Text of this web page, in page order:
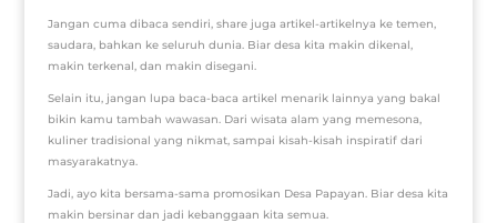
Jangan cuma dibaca sendiri, share juga artikel-artikelnya ke temen,
saudara, bahkan ke seluruh dunia. Biar desa kita makin dikenal,
makin terkenal, dan makin disegani.
Selain itu, jangan lupa baca-baca artikel menarik lainnya yang bakal
bikin kamu tambah wawasan. Dari wisata alam yang memesona,
kuliner tradisional yang nikmat, sampai kisah-kisah inspiratif dari
masyarakatnya.
Jadi, ayo kita bersama-sama promosikan Desa Papayan. Biar desa kita
makin bersinar dan jadi kebanggaan kita semua.